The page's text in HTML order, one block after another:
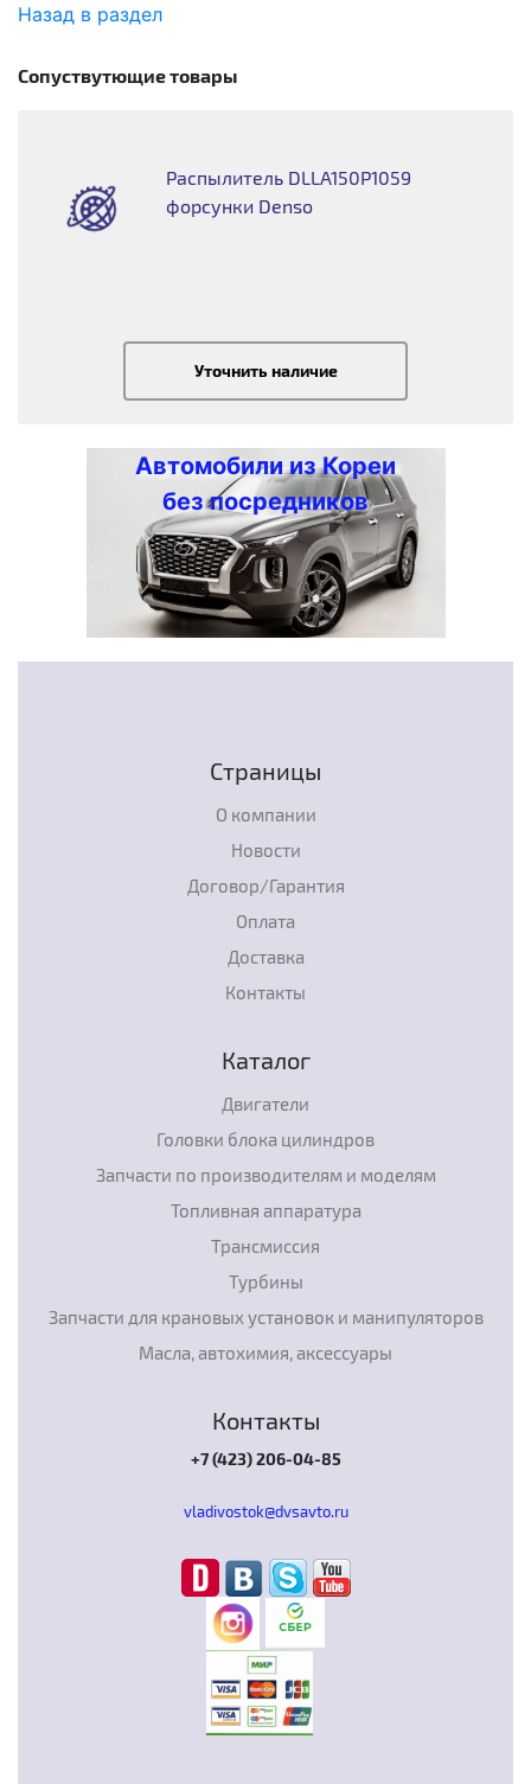
Назад в раздел
Сопуствутющие товары
Распылитель DLLA150P1059
форсунки Denso
Уточнить наличие
Автомобили из Кореи
без посредников
Страницы
О компании
Новости
Договор/Гарантия
Оплата
Доставка
Контакты
Каталог
Двигатели
Головки блока цилиндров
Запчасти по производителям и моделям
Топливная аппаратура
Трансмиссия
Турбины
Запчасти для крановых установок и манипуляторов
Масла, автохимия, аксессуары
Контакты
+7 (423) 206-04-85
vladivostok@dvsavto.ru